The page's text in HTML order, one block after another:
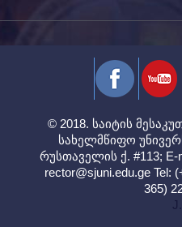
© 2018. საიტის
სახელმწიფო
რუსთაველის ქ. #113; E-
rector@sjuni.edu.ge Tel:
365)